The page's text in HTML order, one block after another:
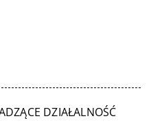
DZIAŁALNOŚĆ